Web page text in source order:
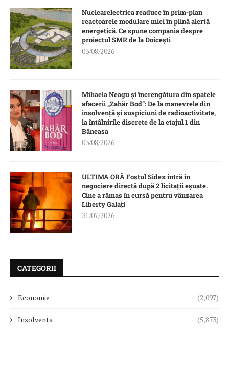
Nuclearelectrica readuce în prim-plan
reactoarele modulare mici în plină alertă
energetică. Ce spune compania despre
proiectul SMR de la Doicești
03/08/2026
Mihaela Neagu și încrengătura din spatele
afacerii „Zahăr Bod”: De la manevrele din
insolvență și suspiciuni de radioactivitate,
la întâlnirile discrete de la etajul 1 din
Băneasa
03/08/2026
ULTIMA ORĂ Fostul Sidex intră în
negociere directă după 2 licitații eșuate.
Cine a rămas în cursă pentru vânzarea
Liberty Galați
31/07/2026
CATEGORII
Economie (2,097)
Insolventa (5,873)